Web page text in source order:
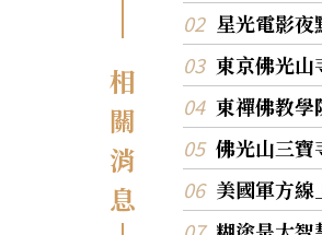
相
關
消
息
星光電影
東京佛光
東禪佛教
佛光山三
美國軍方